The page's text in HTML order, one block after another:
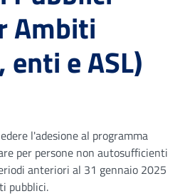
Ambiti
e ASL)
l'adesione al programma
per persone non autosufficienti
anteriori al 31 gennaio 2025
pubblici.